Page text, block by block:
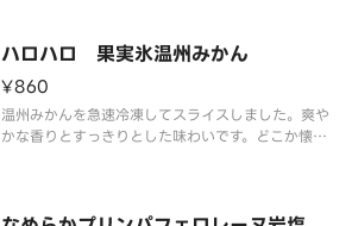
ハロハロ 果実氷温州みかん
¥860
温州みかんを急速冷凍してスライスしました。爽や
かな香りとすっきりとした味わいです。どこか懐か